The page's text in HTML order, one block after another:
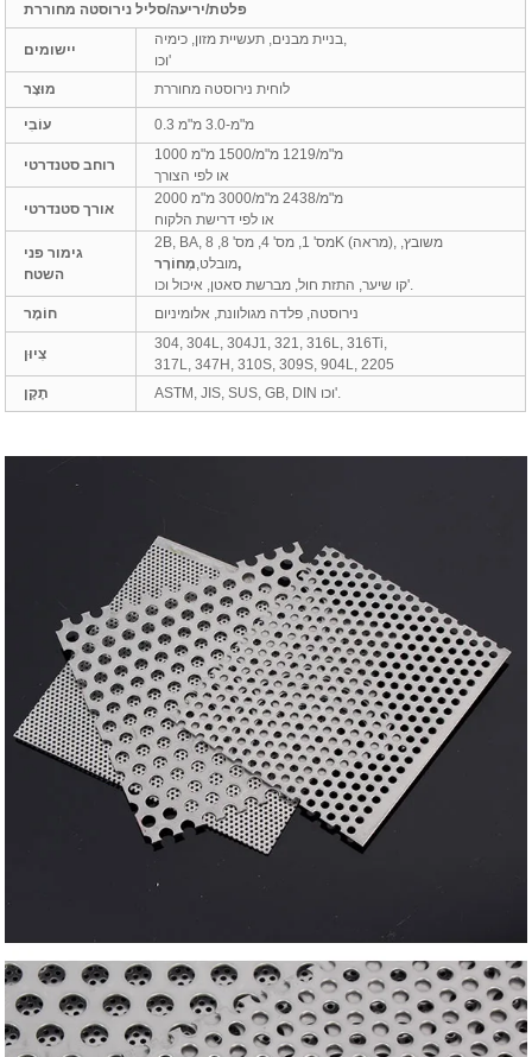
פלטת/יריעה/סליל נירוסטה מחוררת
יישומים
בניית מבנים, תעשיית מזון, כימיה,
וכו'
מוּצָר
לוחית נירוסטה מחוררת
עוֹבִי 0.3 מ"מ-3.0 מ"מ
רוחב סטנדרטי
1000 מ"מ/1219 מ"מ/1500 מ"מ
או לפי הצורך
אורך סטנדרטי
2000 מ"מ/2438 מ"מ/3000 מ"מ
או לפי דרישת הלקוח
גימור פני
השטח
2B, BA, מס' 1, מס' 4, מס' 8, 8K (מראה), משובץ,
מובלט,מְחוֹרָר,
קו שיער, התזת חול, מברשת סאטן, איכול וכו'.
חוֹמֶר
נירוסטה, פלדה מגולוונת, אלומיניום
צִיוּן
304, 304L, 304J1, 321, 316L, 316Ti,
317L, 347H, 310S, 309S, 904L, 2205
תֶקֶן
ASTM, JIS, SUS, GB, DIN וכו'.